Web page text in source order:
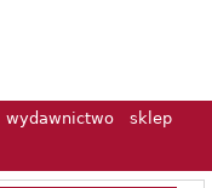
wydawnictwo
sklep